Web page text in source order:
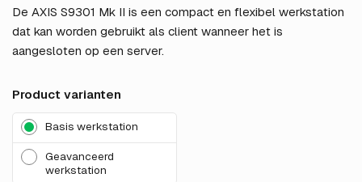
De AXIS S9301 Mk II is een compact en flexibel werkstation
dat kan worden gebruikt als client wanneer het is
aangesloten op een server.
Product varianten
Basis werkstation
Geavanceerd
werkstation